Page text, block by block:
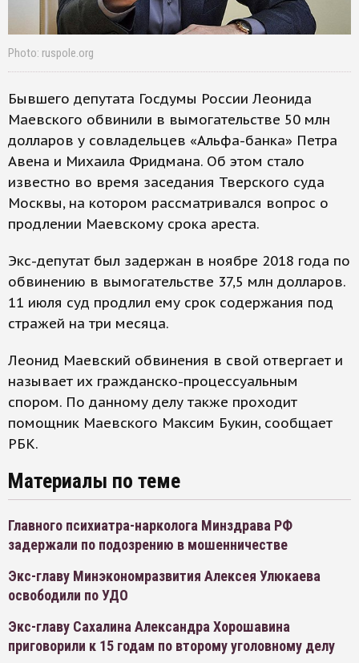
Photo: ruspole.org
Бывшего депутата Госдумы России Леонида
Маевского обвинили в вымогательстве 50 млн
долларов у совладельцев «Альфа-банка» Петра
Авена и Михаила Фридмана. Об этом стало
известно во время заседания Тверского суда
Москвы, на котором рассматривался вопрос о
продлении Маевскому срока ареста.
Экс-депутат был задержан в ноябре 2018 года по
обвинению в вымогательстве 37,5 млн долларов.
11 июля суд продлил ему срок содержания под
стражей на три месяца.
Леонид Маевский обвинения в свой отвергает и
называет их гражданско-процессуальным
спором. По данному делу также проходит
помощник Маевского Максим Букин, сообщает
РБК.
Материалы по теме
Главного психиатра-нарколога Минздрава РФ
задержали по подозрению в мошенничестве
Экс-главу Минэкономразвития Алексея Улюкаева
освободили по УДО
Экс-главу Сахалина Александра Хорошавина
приговорили к 15 годам по второму уголовному делу